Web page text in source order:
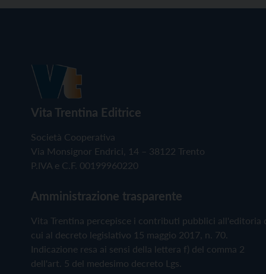
Vita Trentina Editrice
Società Cooperativa
Via Monsignor Endrici, 14 – 38122 Trento
P.IVA e C.F. 00199960220
Amministrazione trasparente
Vita Trentina percepisce i contributi pubblici all'editoria
cui al decreto legislativo 15 maggio 2017, n. 70.
Indicazione resa ai sensi della lettera f) del comma 2
dell'art. 5 del medesimo decreto Lgs.